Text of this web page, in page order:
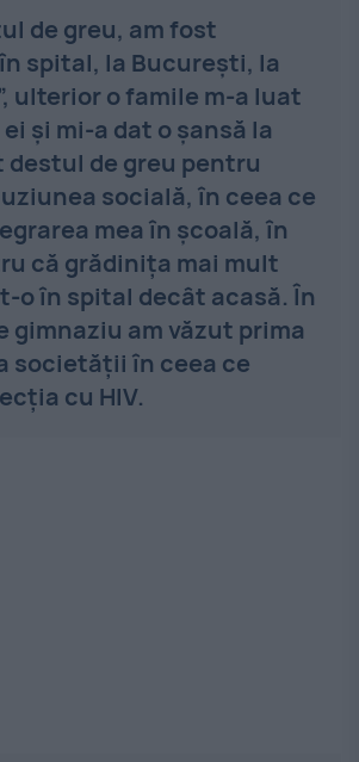
de greu, am fost
spital, la Bucureşti, la
ulterior o famile m-a luat
şi mi-a dat o şansă la
destul de greu pentru
socială, în ceea ce
mea în şcoală, în
că grădiniţa mai mult
o în spital decât acasă. În
gimnaziu am văzut prima
societăţii în ceea ce
cu HIV.